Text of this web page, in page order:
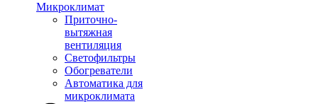
Микроклимат
Приточно-
вытяжная
вентиляция
Светофильтры
Обогреватели
Автоматика для
микроклимата